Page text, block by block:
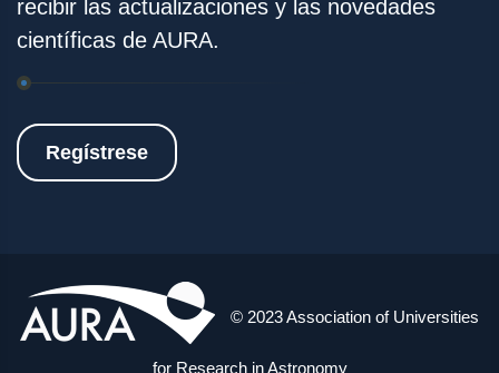
recibir las actualizaciones y las novedades
científicas de AURA.
Regístrese
© 2023 Association of Universities
for Research in Astronomy